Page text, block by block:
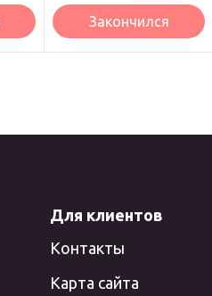
Закончился
Для клиентов
Контакты
Карта сайта